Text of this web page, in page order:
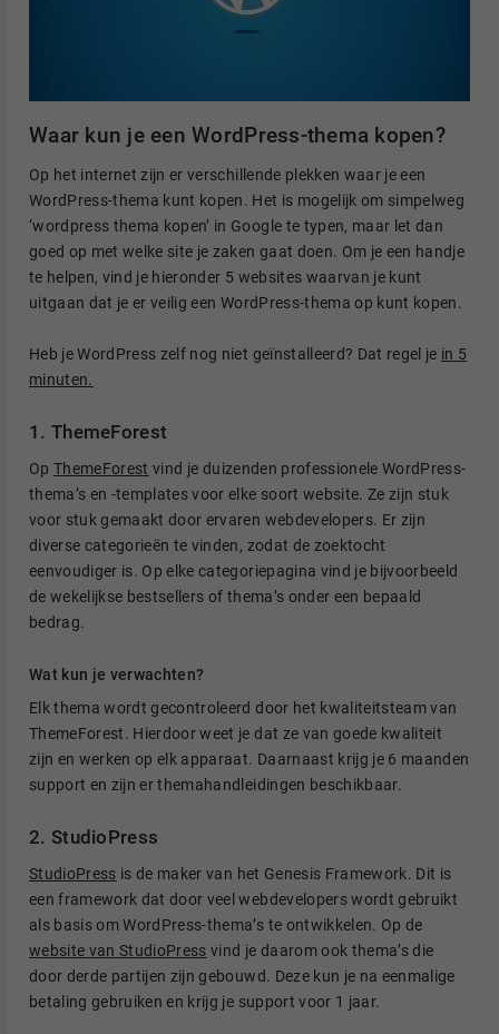
Waar kun je een WordPress-thema kopen?
Op het internet zijn er verschillende plekken waar je een
WordPress-thema kunt kopen. Het is mogelijk om simpelweg
‘wordpress thema kopen’ in Google te typen, maar let dan
goed op met welke site je zaken gaat doen. Om je een handje
te helpen, vind je hieronder 5 websites waarvan je kunt
uitgaan dat je er veilig een WordPress-thema op kunt kopen.
Heb je WordPress zelf nog niet geïnstalleerd? Dat regel je in 5
minuten.
1. ThemeForest
OpThemeForest vind je duizenden professionele WordPress-
thema’s en -templates voor elke soort website. Ze zijn stuk
voor stuk gemaakt door ervaren webdevelopers. Er zijn
diverse categorieën te vinden, zodat de zoektocht
eenvoudiger is. Op elke categoriepagina vind je bijvoorbeeld
de wekelijkse bestsellers of thema’s onder een bepaald
bedrag.
Wat kun je verwachten?
Elk thema wordt gecontroleerd door het kwaliteitsteam van
ThemeForest. Hierdoor weet je dat ze van goede kwaliteit
zijn en werken op elk apparaat. Daarnaast krijg je 6 maanden
support en zijn er themahandleidingen beschikbaar.
2. StudioPress
StudioPress is de maker van het Genesis Framework. Dit is
een framework dat door veel webdevelopers wordt gebruikt
als basis om WordPress-thema’s te ontwikkelen. Op de
website van StudioPress vind je daarom ook thema’s die
door derde partijen zijn gebouwd. Deze kun je na eenmalige
betaling gebruiken en krijg je support voor 1 jaar.